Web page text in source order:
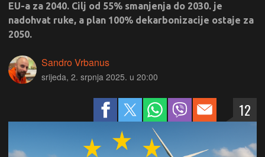
EU-a za 2040. Cilj od 55% smanjenja do 2030. je
nadohvat ruke, a plan 100% dekarbonizacije ostaje za
2050.
Sandro Vrbanus
srijeda, 2. srpnja 2025. u 20:00
12